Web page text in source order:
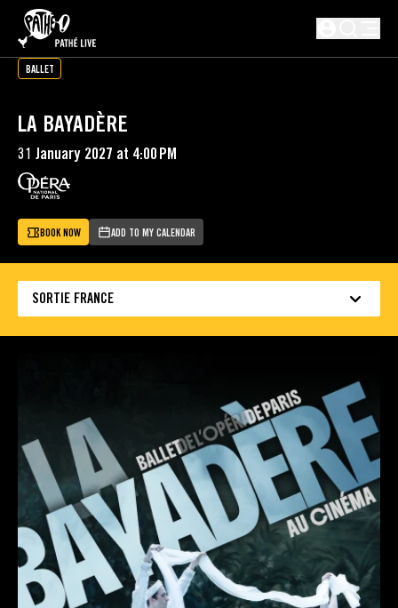
SKIP TO MAIN CONTENT
BALLET
LA BAYADÈRE
31 January 2027 at 4:00 PM
BOOK NOW ADD TO MY CALENDAR
SORTIE FRANCE